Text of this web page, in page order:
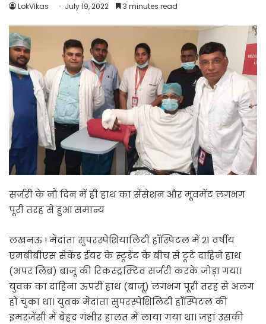
LokVikas July 19, 2022 3 minutes read
सर्जरी के नौ दिन में ही हाथ का सेंसेशन और मूवमेंट लगभग
पूरी तरह से हुआ समान्य
लखनऊ ! मेदांता सुपरस्पेशियालिटी हॉस्पिटल में 21 वर्षीय
एमबीबीएस सेकेंड ईयर के स्टूडेंट के बीच से टूटे दाहिने हाथ
(अपर लिंब) बाजू की रिकंस्ट्रक्टिव सर्जरी करके जोड़ा गया।
युवक का दाहिना ऊपरी हाथ (बाजू) लगभग पूरी तरह से अलग
हो चुका था। युवक मेदांता सुपरस्पेशिलिटी हॉस्पिटल की
इमरजेंसी में बेहद गंभीर हालत में लाया गया था। जहां उसकी